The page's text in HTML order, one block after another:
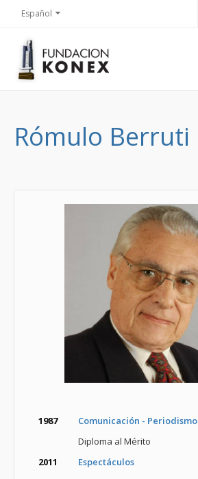
Español
Rómulo Berruti
1987
Comunicación - Periodismo
Diploma al Mérito
2011
Espectáculos